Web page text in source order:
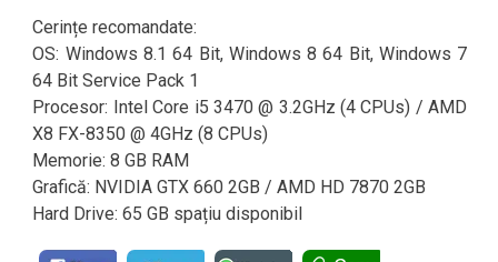
Cerințe recomandate:
OS: Windows 8.1 64 Bit, Windows 8 64 Bit, Windows 7
64 Bit Service Pack 1
Procesor: Intel Core i5 3470 @ 3.2GHz (4 CPUs) / AMD
X8 FX-8350 @ 4GHz (8 CPUs)
Memorie: 8 GB RAM
Grafică: NVIDIA GTX 660 2GB / AMD HD 7870 2GB
Hard Drive: 65 GB spațiu disponibil